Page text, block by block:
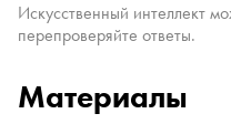
Искусственный интеллект
перепроверяйте ответы.
Материалы